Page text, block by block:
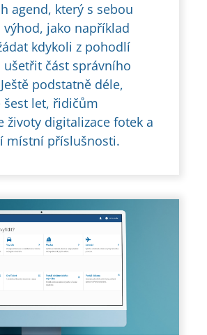
agend, který s sebou
výhod, jako například
kdykoli z pohodlí
ušetřit část správního
podstatně déle,
šest let, řidičům
životy digitalizace fotek a
místní příslušnosti.